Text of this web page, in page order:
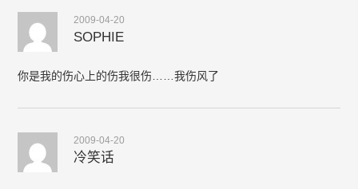
2009-04-20
SOPHIE
你是我的伤心上的伤我很伤……我伤风了
2009-04-20
冷笑话